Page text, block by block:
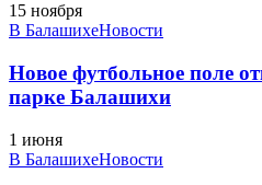
15 ноября
В БалашихеНовости
Новое футбольное поле
парке Балашихи
1 июня
В БалашихеНовости